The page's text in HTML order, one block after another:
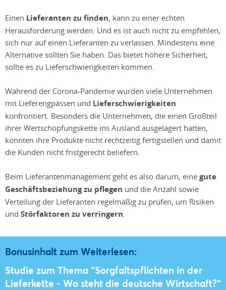
Einen Lieferanten zu finden, kann zu einer echten
Herausforderung werden. Und es ist auch nicht zu empfehlen,
sich nur auf einen Lieferanten zu verlassen. Mindestens eine
Alternative sollten Sie haben. Das bietet höhere Sicherheit,
sollte es zu Lieferschwierigkeiten kommen.
Während der Corona-Pandemie wurden viele Unternehmen
mit Lieferengpässen und Lieferschwierigkeiten
konfrontiert. Besonders die Unternehmen, die einen Großteil
ihrer Wertschöpfungskette ins Ausland ausgelagert hatten,
konnten ihre Produkte nicht rechtzeitig fertigstellen und damit
die Kunden nicht fristgerecht beliefern.
Beim Lieferantenmanagement geht es also darum, eine gute
Geschäftsbeziehung zu pflegen und die Anzahl sowie
Verteilung der Lieferanten regelmäßig zu prüfen, um Risiken
und Störfaktoren zu verringern
Bonusinhalt zum Weiterlesen:
Studie zum Thema "Sorgfaltspflichten in der
Lieferkette - Wo steht die deutsche Wirtschaft?"